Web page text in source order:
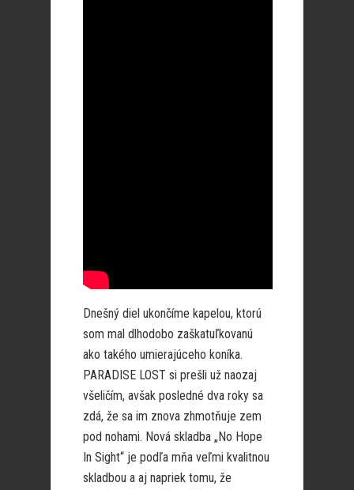
Dnešný diel ukončíme kapelou, ktorú
som mal dlhodobo zaškatuľkovanú
ako takého umierajúceho koníka.
PARADISE LOST si prešli už naozaj
všeličím, avšak posledné dva roky sa
zdá, že sa im znova zhmotňuje zem
pod nohami. Nová skladba „No Hope
In Sight“ je podľa mňa veľmi kvalitnou
skladbou a aj napriek tomu, že